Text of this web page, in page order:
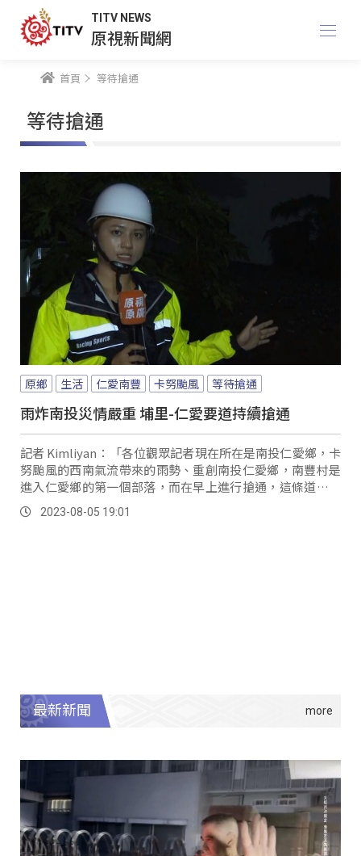
TITV NEWS
原視新聞網
首頁 等待搶通
等待搶通
原鄉 生活 仁愛南豐 卡努颱風 等待搶通
雨炸南投災情嚴重 埔里-仁愛要道持續搶通
記者 Kimliyan：「各位觀眾記者現在所在是南投仁愛鄉，卡
努颱風的西南氣流帶來的雨勢、重創南投仁愛鄉，南豐村是
進入仁愛鄉的第一個部落，而在早上進行搶通，這條道路是
埔里通往仁愛的要道，目前可以看到路面的，不過還是有相
當多的泥沙在道路兩旁淤積，兩旁的房子可以看到被土石流
2023-08-05 19:01
最新新聞